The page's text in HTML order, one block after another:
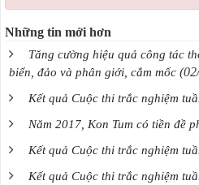
Những tin mới hơn
Tăng cường hiệu quả công tác
biển, đảo và phân giới, cắm mốc
Kết quả Cuộc thi trắc nghiệm
Năm 2017, Kon Tum có tiền đề
Kết quả Cuộc thi trắc nghiệm
Kết quả Cuộc thi trắc nghiệm